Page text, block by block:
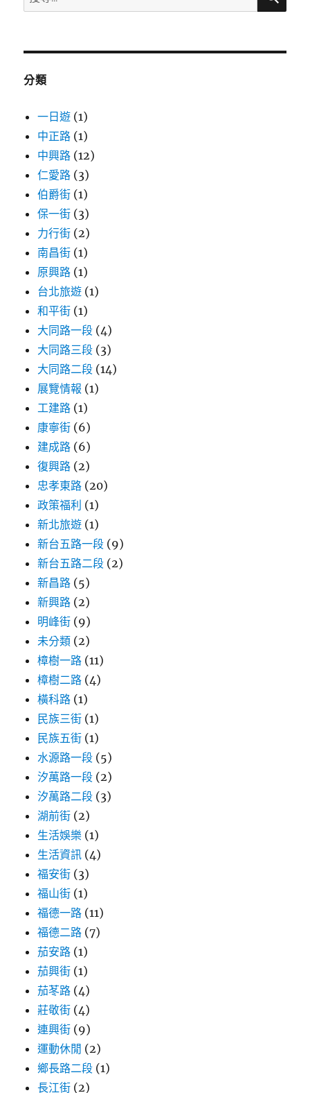
尋
鍵
分類
一日遊 (1)
中正路 (1)
中興路 (12)
仁愛路 (3)
伯爵街 (1)
保一街 (3)
力行街 (2)
南昌街 (1)
原興路 (1)
台北旅遊 (1)
和平街 (1)
大同路一段 (4)
大同路三段 (3)
大同路二段 (14)
展覽情報 (1)
工建路 (1)
康寧街 (6)
建成路 (6)
復興路 (2)
忠孝東路 (20)
政策福利 (1)
新北旅遊 (1)
新台五路一段 (9)
新台五路二段 (2)
新昌路 (5)
新興路 (2)
明峰街 (9)
未分類 (2)
樟樹一路 (11)
樟樹二路 (4)
橫科路 (1)
民族三街 (1)
民族五街 (1)
水源路一段 (5)
汐萬路一段 (2)
汐萬路二段 (3)
湖前街 (2)
生活娛樂 (1)
生活資訊 (4)
福安街 (3)
福山街 (1)
福德一路 (11)
福德二路 (7)
茄安路 (1)
茄興街 (1)
茄苳路 (4)
莊敬街 (4)
連興街 (9)
運動休閒 (2)
鄉長路二段 (1)
長江街 (2)